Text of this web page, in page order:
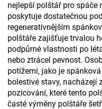
nejlepší polštář pro spáče
poskytuje dostatečnou
regenerativnějším
polštáře zajišťuje trvalou
podpůrné vlastnosti po
nebo ztrácel pevnost.
potížemi, jako je
bolestivé stavy, nacházejí
pozicování, které tento
časté výměny polštáře